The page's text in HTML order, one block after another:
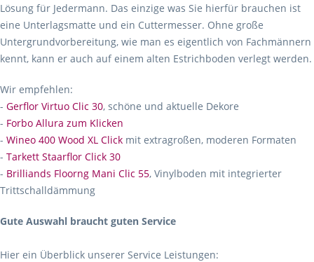
Lösung für Jedermann. Das einzige was Sie hierfür brauchen ist
eine Unterlagsmatte und ein Cuttermesser. Ohne große
Untergrundvorbereitung, wie man es eigentlich von Fachmännern
kennt, kann er auch auf einem alten Estrichboden verlegt werden.
Wir empfehlen:
- Gerflor Virtuo Clic 30, schöne und aktuelle Dekore
- Forbo Allura zum Klicken
- Wineo 400 Wood XL Click mit extragroßen, moderen Formaten
- Tarkett Staarflor Click 30
- Brilliands Floorng Mani Clic 55, Vinylboden mit integrierter
Trittschalldämmung
Gute Auswahl braucht guten Service
Hier ein Überblick unserer Service Leistungen: